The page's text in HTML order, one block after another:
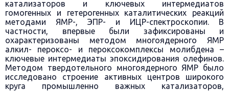
катализаторов и ключевых интермедиатов
гомогенных и гетерогенных каталитических реакций
методами ЯМР-, ЭПР- и ИЦР-спектроскопии. В
частности, впервые были зафиксированы и
охарактеризованы методом многоядерного ЯМР
алкил- пероксо- и пероксокомплексы молибдена –
ключевые интермедиаты эпоксидирования олефинов.
Методом твердотельного многоядерного ЯМР было
исследовано строение активных центров широкого
круга промышленно важных катализаторов,